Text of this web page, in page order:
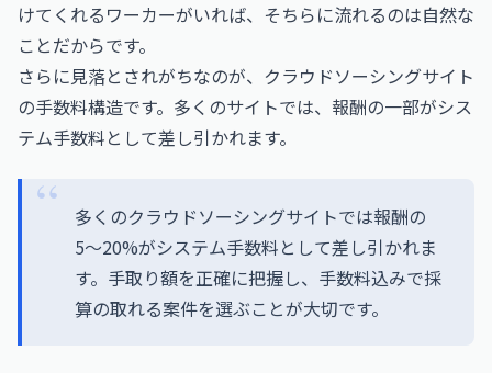
けてくれるワーカーがいれば、そちらに流れるのは自然な
ことだからです。
さらに見落とされがちなのが、クラウドソーシングサイト
の手数料構造です。多くのサイトでは、報酬の一部がシス
テム手数料として差し引かれます。
多くのクラウドソーシングサイトでは報酬の
5〜20%がシステム手数料として差し引かれま
す。手取り額を正確に把握し、手数料込みで採
算の取れる案件を選ぶことが大切です。